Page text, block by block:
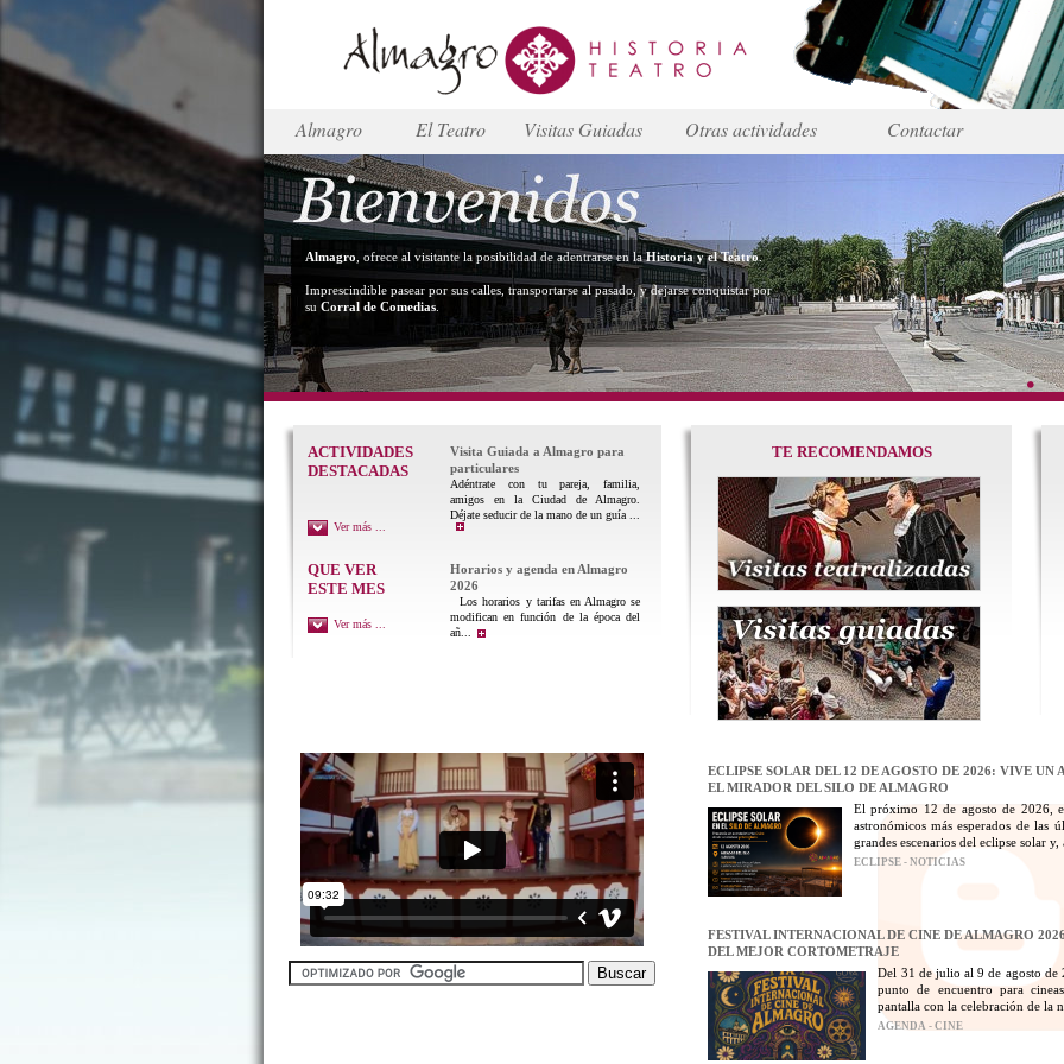
Almagro El Teatro Visitas Guiadas Otras actividades Contactar
Almagro , ofrece al visitante la posibilidad de adentrarse en laHistoria y el Teatro.
Imprescindible pasear por sus calles, transportarse al pasado, y dejarse conquistar por
su Corral de Comedias
ACTIVIDADES
DESTACADAS
Visita Guiada a Almagro para
particulares
Adéntrate con tu pareja, familia,
amigos en la Ciudad de Almagro.
Déjate seducir de la mano de un guía ...
Ver más ...
QUE VER
ESTE MES
Horarios y agenda en Almagro
2026
Los horarios y tarifas en Almagro se
modifican en función de la época del
añ...
Ver más ...
TE RECOMENDAMOS
ECLIPSE SOLAR DEL 12 DE AGOSTO DE 2026: VIVE UN
EL MIRADOR DEL SILO DE ALMAGRO
El próximo 12 de agosto de 2026,
astronómicos más esperados de las
grandes escenarios del eclipse solar y,
ECLIPSE - NOTICIAS
FESTIVAL INTERNACIONAL DE CINE DE ALMAGRO
DEL MEJOR CORTOMETRAJE
Del 31 de julio al 9 de agosto de
punto de encuentro para
pantalla con la celebración de la
AGENDA - CINE